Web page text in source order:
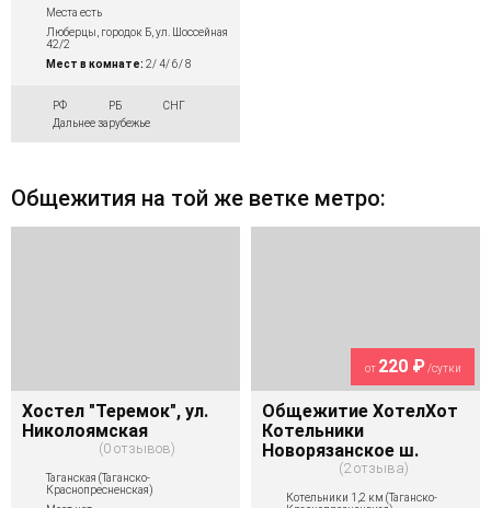
Места есть
Люберцы, городок Б, ул. Шоссейная
42/2
Мест в комнате: 2/ 4/ 6/ 8
РФ РБ
СНГ
Дальнее зарубежье
Общежития на той же ветке метро:
Хостел "Теремок", ул.
Николоямская
0 отзывов
Таганская (Таганско-
Краснопресненская)
от 220 ₽ /сутки
Общежитие ХотелХот
Котельники
Новорязанское ш.
2 отзыва
Котельники 1,2 км (Таганско-